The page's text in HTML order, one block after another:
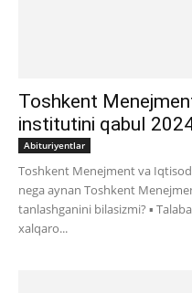
Toshkent
institutini qabul
Abituriyentlar
Toshkent Menejment va
nega aynan Toshkent
tanlashganini bilasizmi? ▪️
xalqaro...